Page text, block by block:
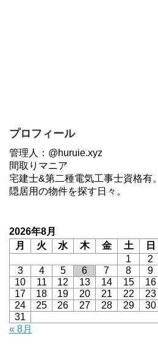
プロフィール
管理人：@huruie.xyz
間取りマニア
宅建士&第二種電気工事士資格有。
隠居用の物件を探す日々。
2026年8月
月
火 水 木 金 土
日
1
2
3
4 5 6 7 8
9
10
11 12 13 14 15
16
17
18 19 20 21 22
23
24
25 26 27 28 29
30
31
« 8月